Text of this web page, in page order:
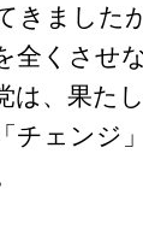
きました
全くさせ
は、果た
チェンジ